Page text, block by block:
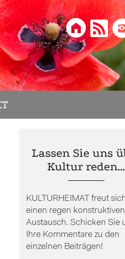
 
Lassen Sie uns
Kultur reden…
KULTURHEIMAT freut
einen regen konstruktiven
Austausch. Schicken Sie
Ihre Kommentare zu den
einzelnen Beiträgen!